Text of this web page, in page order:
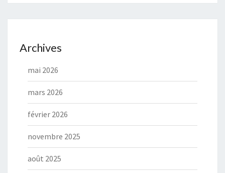
Archives
mai 2026
mars 2026
février 2026
novembre 2025
août 2025